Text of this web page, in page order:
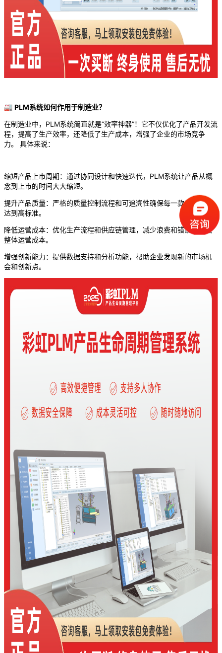
🏭 PLM系统如何作用于制造业？
在制造业中，PLM系统简直就是“效率神器”！它不仅优化了产品开发流
程，提高了生产效率，还降低了生产成本，增强了企业的市场竞争
力。 具体来说：
缩短产品上市周期：通过协同设计和快速迭代，PLM系统让产品从概
念到上市的时间大大缩短。
提升产品质量：严格的质量控制流程和可追溯性确保每一款产品都能
达到高标准。
降低运营成本：优化生产流程和供应链管理，减少浪费和错误，降低
整体运营成本。
增强创新能力：提供数据支持和分析功能，帮助企业发现新的市场机
会和创新点。